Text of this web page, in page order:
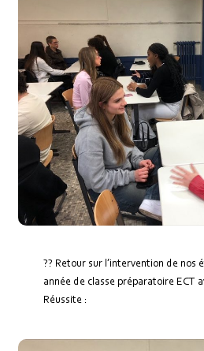
?? Retour sur l’intervention de
année de classe préparatoire ECT
Réussite :